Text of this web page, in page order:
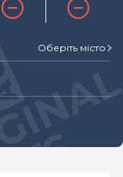
Оберіть місто